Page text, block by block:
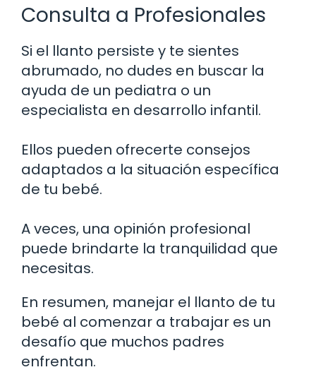
Consulta a Profesionales
Si el llanto persiste y te sientes
abrumado, no dudes en buscar la
ayuda de un pediatra o un
especialista en desarrollo infantil.
Ellos pueden ofrecerte consejos
adaptados a la situación específica
de tu bebé.
A veces, una opinión profesional
puede brindarte la tranquilidad que
necesitas.
En resumen, manejar el llanto de tu
bebé al comenzar a trabajar es un
desafío que muchos padres
enfrentan.